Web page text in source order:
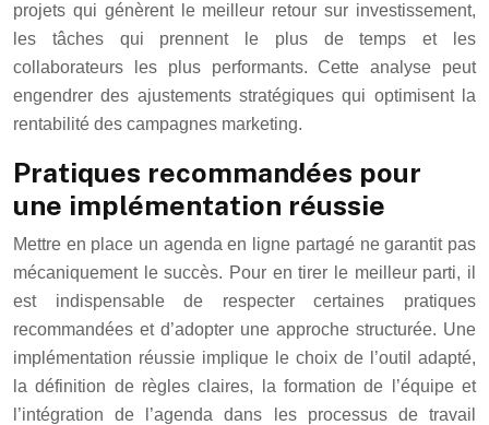
projets qui génèrent le meilleur retour sur investissement,
les tâches qui prennent le plus de temps et les
collaborateurs les plus performants. Cette analyse peut
engendrer des ajustements stratégiques qui optimisent la
rentabilité des campagnes marketing.
Pratiques recommandées pour
une implémentation réussie
Mettre en place un agenda en ligne partagé ne garantit pas
mécaniquement le succès. Pour en tirer le meilleur parti, il
est indispensable de respecter certaines pratiques
recommandées et d’adopter une approche structurée. Une
implémentation réussie implique le choix de l’outil adapté,
la définition de règles claires, la formation de l’équipe et
l’intégration de l’agenda dans les processus de travail